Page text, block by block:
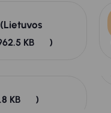
KB )
KB )